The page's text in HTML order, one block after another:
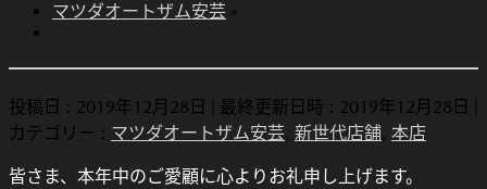
マツダオートザム安芸 »
投稿日 : 2019年12月28日
最終更新日時 : 2019年12月28日
カテゴリー : マツダオートザム安芸, 新世代店舗, 本店
皆さま、本年中のご愛顧に心よりお礼申し上げます。